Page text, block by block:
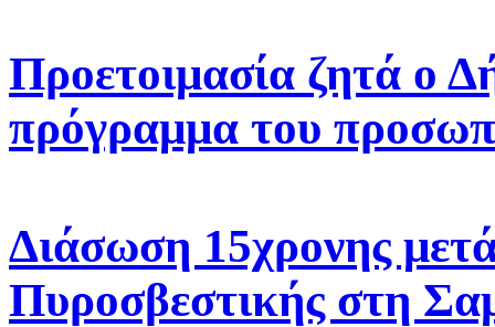
Προετοιμασία ζητά ο
πρόγραμμα του
Διάσωση 15χρονης
Πυροσβεστικής στη